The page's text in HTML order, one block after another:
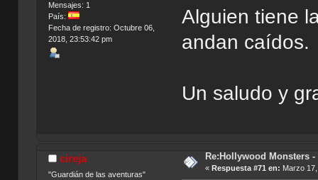
Mensajes: 1
País:
Fecha de registro: Octubre 06,
2018, 23:53:42 pm
Alguien tiene
andan caídos.
Un saludo y
cireja
"Guardián de las aventuras"
Re:Hollywood Monsters
« Respuesta #71 en: Marzo